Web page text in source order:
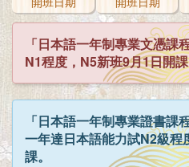
「日本語一年制專業文憑課
N1程度，N5新班9月1日開
「日本語一年制專業證書課
一年達日本語能力試N2級程
課。